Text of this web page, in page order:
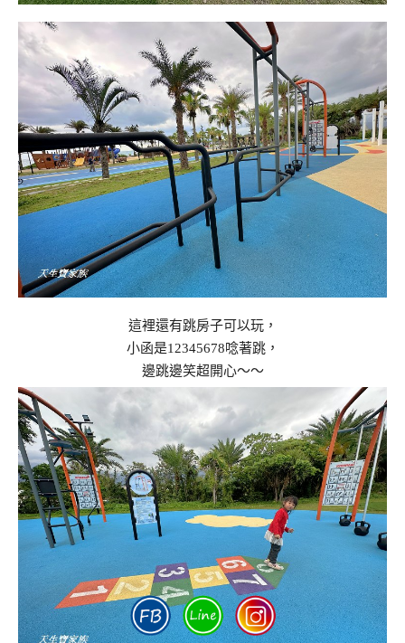
這裡還有跳房子可以玩，
小函是12345678唸著跳，
邊跳邊笑超開心～～